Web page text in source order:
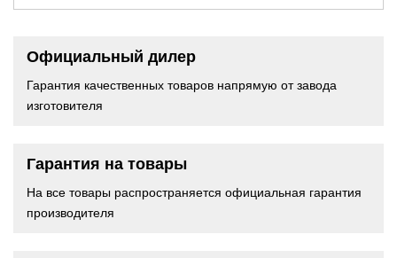
Официальный дилер
Гарантия качественных товаров напрямую от завода
изготовителя
Гарантия на товары
На все товары распространяется официальная гарантия
производителя